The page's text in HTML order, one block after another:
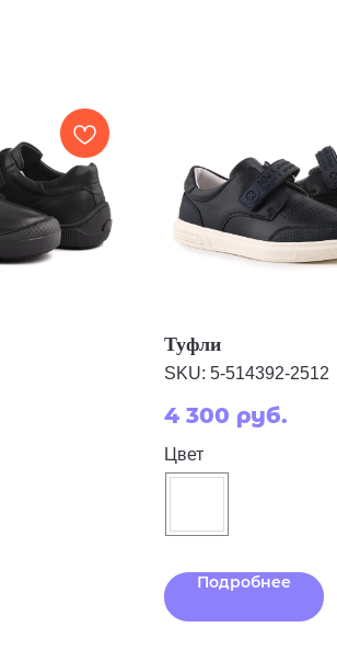
Туфли
SKU: 5-514392-2512
4 300 руб.
Цвет
Подробнее